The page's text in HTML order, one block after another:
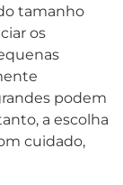
tamanho
os
podem
a escolha
cuidado,